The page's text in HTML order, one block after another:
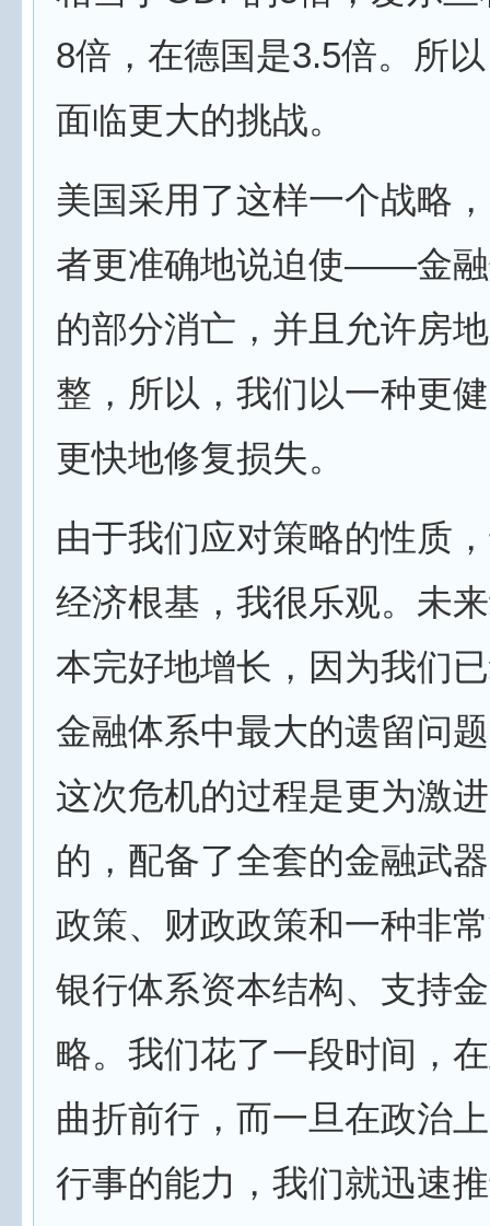
8倍，在德国是3.5倍。所
面临更大的挑战。
美国采用了这样一个战略
者更准确地说迫使——金
的部分消亡，并且允许房
整，所以，我们以一种更
更快地修复损失。
由于我们应对策略的性质
经济根基，我很乐观。未
本完好地增长，因为我们
金融体系中最大的遗留问
这次危机的过程是更为激
的，配备了全套的金融武
政策、财政政策和一种非
银行体系资本结构、支持
略。我们花了一段时间，
曲折前行，而一旦在政治
行事的能力，我们就迅速